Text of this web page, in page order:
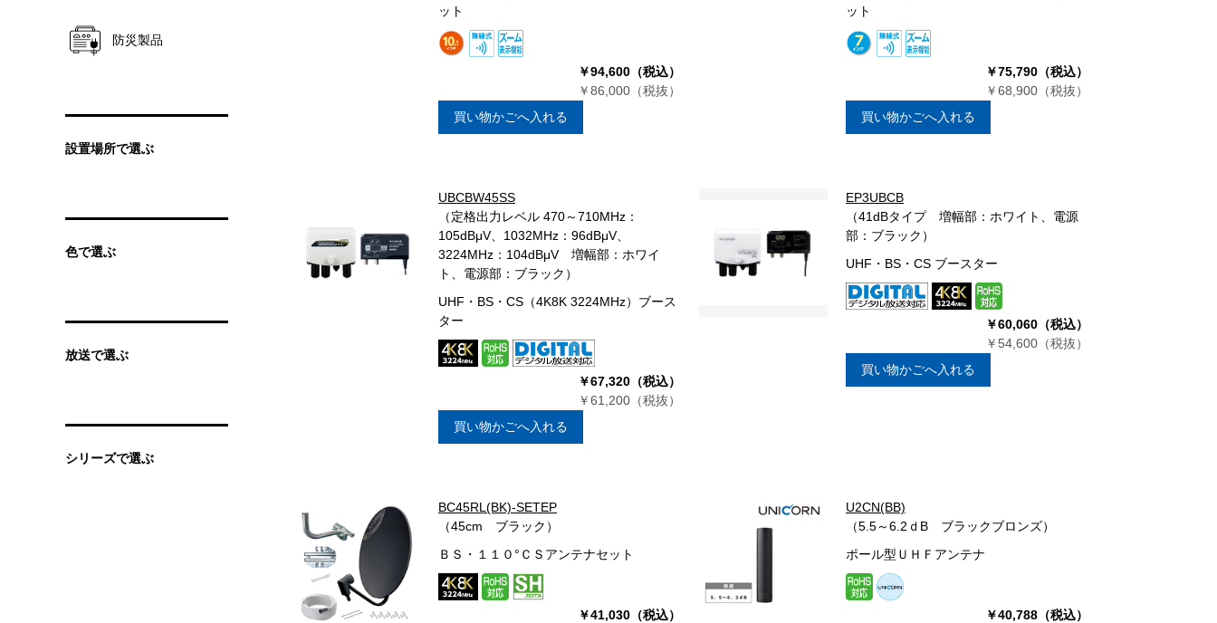
防災製品
設置場所で選ぶ
色で選ぶ
放送で選ぶ
シリーズで選ぶ
ット
￥94,600（税込）
￥86,000（税抜）
買い物かごへ入れる
ット
￥75,790（税込）
￥68,900（税抜）
買い物かごへ入れる
UBCBW45SS
（定格出力レベル 470～710MHz：
105dBμV、1032MHz：96dBμV、
3224MHz：104dBμV 増幅部：ホワイ
ト、電源部：ブラック）
UHF・BS・CS（4K8K 3224MHz）ブース
ター
￥67,320（税込）
￥61,200（税抜）
買い物かごへ入れる
EP3UBCB
（41dBタイプ 増幅部：ホワイト、電源
部：ブラック）
UHF・BS・CS ブースター
￥60,060（税込）
￥54,600（税抜）
買い物かごへ入れる
BC45RL(BK)-SETEP
（45cm ブラック）
ＢＳ・１１０°ＣＳアンテナセット
￥41,030（税込）
U2CN(BB)
（5.5～6.2ｄB ブラックブロンズ）
ポール型ＵＨＦアンテナ
￥40,788（税込）